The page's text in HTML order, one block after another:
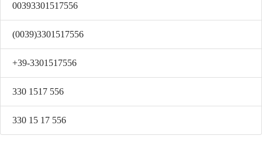
00393301517556
(0039)3301517556
+39-3301517556
330 1517 556
330 15 17 556